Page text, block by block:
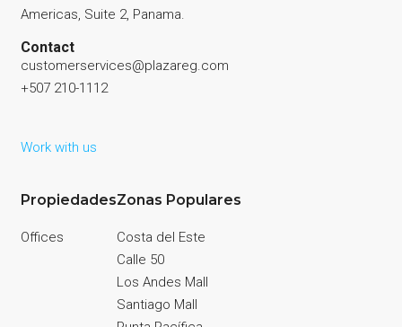
Americas, Suite 2, Panama.
Contact
customerservices@plazareg.com
+507 210-1112
Work with us
Propiedades
Offices
Zonas Populares
Costa del Este
Calle 50
Los Andes Mall
Santiago Mall